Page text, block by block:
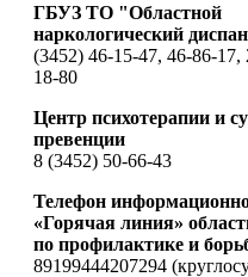
ГБУЗ ТО "Областной
наркологический
(3452) 46-15-47, 46-86-17,
18-80
Центр психотерапии и
превенции
8 (3452) 50-66-43
Телефон
«Горячая линия»
по профилактике и
89199444207294